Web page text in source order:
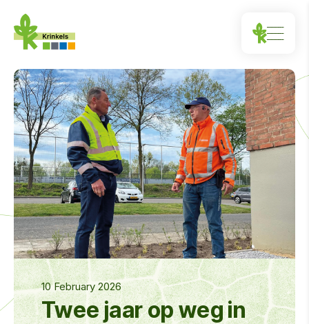
10 February 2026
Twee jaar op weg in